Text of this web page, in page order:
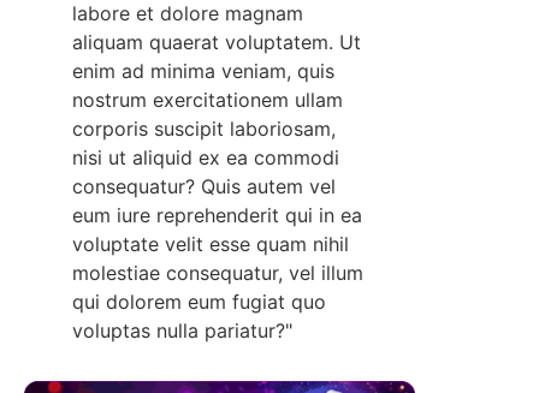
labore et dolore magnam
aliquam quaerat voluptatem. Ut
enim ad minima veniam, quis
nostrum exercitationem ullam
corporis suscipit laboriosam,
nisi ut aliquid ex ea commodi
consequatur? Quis autem vel
eum iure reprehenderit qui in ea
voluptate velit esse quam nihil
molestiae consequatur, vel illum
qui dolorem eum fugiat quo
voluptas nulla pariatur?"